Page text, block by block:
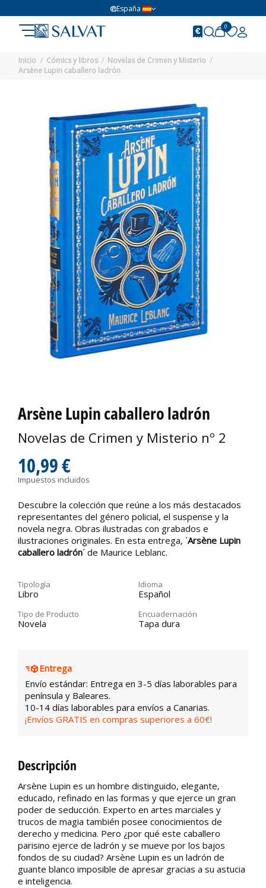
España
0
Inicio Cómics y libros
Novelas de Crimen y Misterio
Arsène Lupin caballero ladrón
Arsène Lupin caballero ladrón
Novelas de Crimen y Misterio nº 2
10,99 €
Impuestos incluidos
Descubre la colección que reúne a los más destacados
representantes del género policial, el suspense y la
novela negra. Obras ilustradas con grabados e
ilustraciones originales. En esta entrega, ´Arsène Lupin
caballero ladrón´ de Maurice Leblanc.
Tipología
Libro
Idioma
Español
Tipo de Producto
Novela
Encuadernación
Tapa dura
Entrega
Envío estándar: Entrega en 3-5 días laborables para
península y Baleares.
10-14 días laborables para envíos a Canarias.
¡Envíos GRATIS en compras superiores a 60€!
Descripción
Arsène Lupin es un hombre distinguido, elegante,
educado, refinado en las formas y que ejerce un gran
poder de seducción. Experto en artes marciales y
trucos de magia también posee conocimientos de
derecho y medicina. Pero ¿por qué este caballero
parisino ejerce de ladrón y se mueve por los bajos
fondos de su ciudad? Arsène Lupin es un ladrón de
guante blanco imposible de apresar gracias a su astucia
e inteligencia.